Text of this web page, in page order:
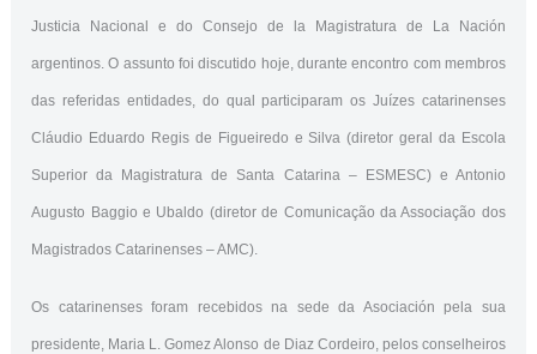
Justicia Nacional e do Consejo de la Magistratura de La Nación
argentinos. O assunto foi discutido hoje, durante encontro com membros
das referidas entidades, do qual participaram os Juízes catarinenses
Cláudio Eduardo Regis de Figueiredo e Silva (diretor geral da Escola
Superior da Magistratura de Santa Catarina – ESMESC) e Antonio
Augusto Baggio e Ubaldo (diretor de Comunicação da Associação dos
Magistrados Catarinenses – AMC).
Os catarinenses foram recebidos na sede da Asociación pela sua
presidente, Maria L. Gomez Alonso de Diaz Cordeiro, pelos conselheiros